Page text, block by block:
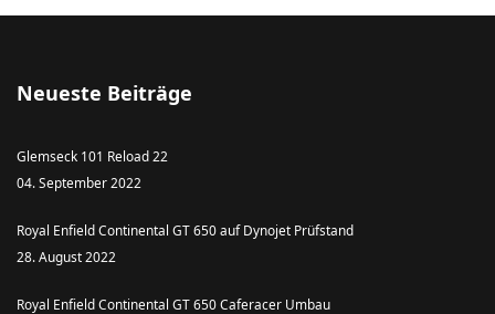
Neueste Beiträge
Glemseck 101 Reload 22
04. September 2022
Royal Enfield Continental GT 650 auf Dynojet Prüfstand
28. August 2022
Royal Enfield Continental GT 650 Caferacer Umbau